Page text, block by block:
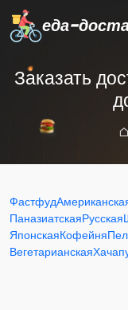
еда-
Заказать
Фастфуд
ПаназиатскаяРусская
ЯпонскаяКофейня
Вегетарианская